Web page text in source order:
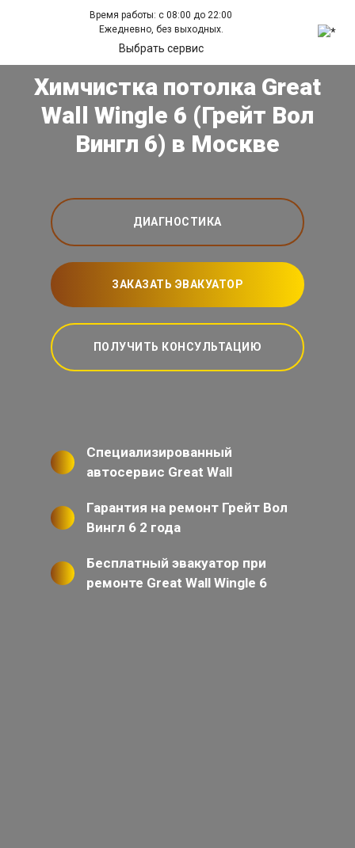
Время работы: с 08:00 до 22:00
Ежедневно, без выходных.
Выбрать сервис
Химчистка потолка Great
Wall Wingle 6 (Грейт Вол
Вингл 6) в Москве
ДИАГНОСТИКА
ЗАКАЗАТЬ ЭВАКУАТОР
ПОЛУЧИТЬ КОНСУЛЬТАЦИЮ
Специализированный
автосервис Great Wall
Гарантия на ремонт Грейт Вол
Вингл 6 2 года
Бесплатный эвакуатор при
ремонте Great Wall Wingle 6